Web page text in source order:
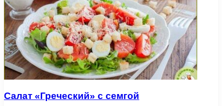
Салат «Греческий» с семгой